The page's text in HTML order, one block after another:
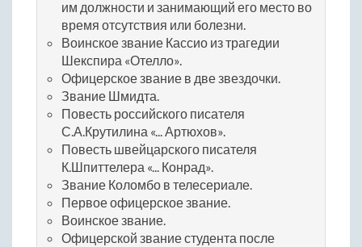
им должности и занимающий его место во
время отсутствия или болезни.
Воинское звание Кассио из трагедии
Шекспира «Отелло».
Офицерское звание в две звездочки.
Звание Шмидта.
Повесть российского писателя
С.А.Крутилина «... Артюхов».
Повесть швейцарского писателя
К.Шпиттелера «... Конрад».
Звание Коломбо в телесериале.
Первое офицерское звание.
Воинское звание.
Офицерской звание студента после